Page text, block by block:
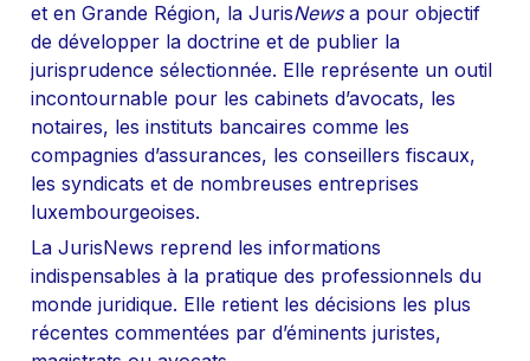
et en Grande Région, la JurisNews a pour objectif
de développer la doctrine et de publier la
jurisprudence sélectionnée. Elle représente un outil
incontournable pour les cabinets d’avocats, les
notaires, les instituts bancaires comme les
compagnies d’assurances, les conseillers fiscaux,
les syndicats et de nombreuses entreprises
luxembourgeoises.
La JurisNews reprend les informations
indispensables à la pratique des professionnels du
monde juridique. Elle retient les décisions les plus
récentes commentées par d’éminents juristes,